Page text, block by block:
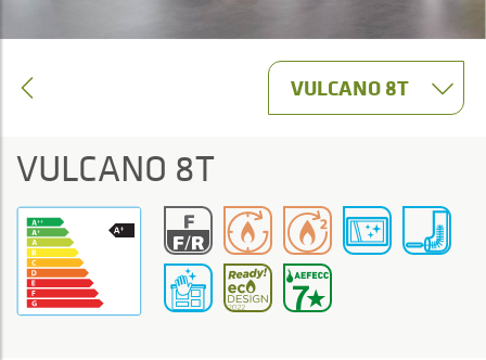
VULCANO 8T
VULCANO 8T